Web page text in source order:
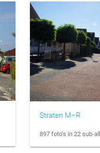
Straten M–R
897 foto's in 22 sub-